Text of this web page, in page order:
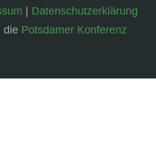
| Datenschutzerklärung
die Potsdamer Konferenz